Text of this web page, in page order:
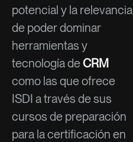
potencial y la relevancia
de poder dominar
herramientas y
tecnología deCRM
como las que ofrece
ISDI a través de sus
cursos de preparación
para la certificación en